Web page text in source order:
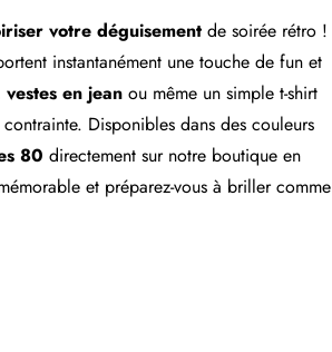
votre déguisementde soirée rétro !
instantanément une touche de fun et
vestes en jeanou même un simple t-shirt
Disponibles dans des couleurs
80 directement sur notre boutique en
et préparez-vous à briller comme